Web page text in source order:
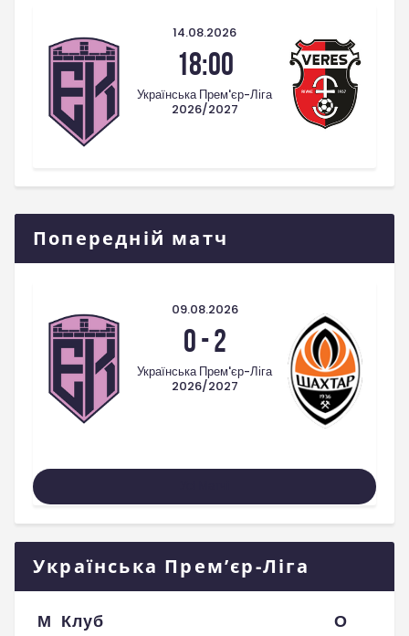
14.08.2026
18:00
Українська Прем'єр-Ліга
2026/2027
Попередній матч
09.08.2026
0-2
Українська Прем'єр-Ліга
2026/2027
Українська Прем’єр-Ліга
М Клуб О